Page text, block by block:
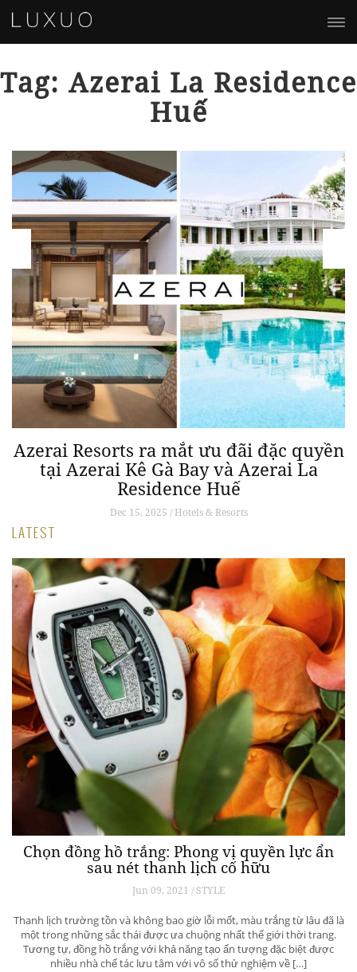
Tag: Azerai La Residence
Huế
Azerai Resorts ra mắt ưu đãi đặc quyền
tại Azerai Kê Gà Bay và Azerai La
Residence Huế
Dec 15, 2025 / Hotels & Resorts
LATEST
Chọn đồng hồ trắng: Phong vị quyền lực ẩn
sau nét thanh lịch cố hữu
Jun 09, 2021 / STYLE
Thanh lịch trường tồn và không bao giờ lỗi mốt, màu trắng từ lâu đã là
một trong những sắc thái được ưa chuộng nhất thế giới thời trang.
Tương tự, đồng hồ trắng với khả năng tạo ấn tượng đặc biệt được
nhiều nhà chế tác lưu tâm với vô số thử nghiệm về […]